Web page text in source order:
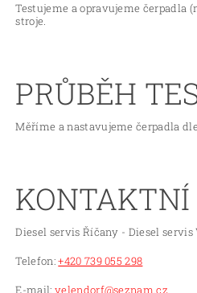
Testujeme a opravujeme čerpadla
stroje.
PRŮBĚH
Měříme a nastavujeme čerpadla
Diesel servis Říčany - Diesel servis
Telefon:+420 739 055 298
E-mail: velendorf@seznam.cz